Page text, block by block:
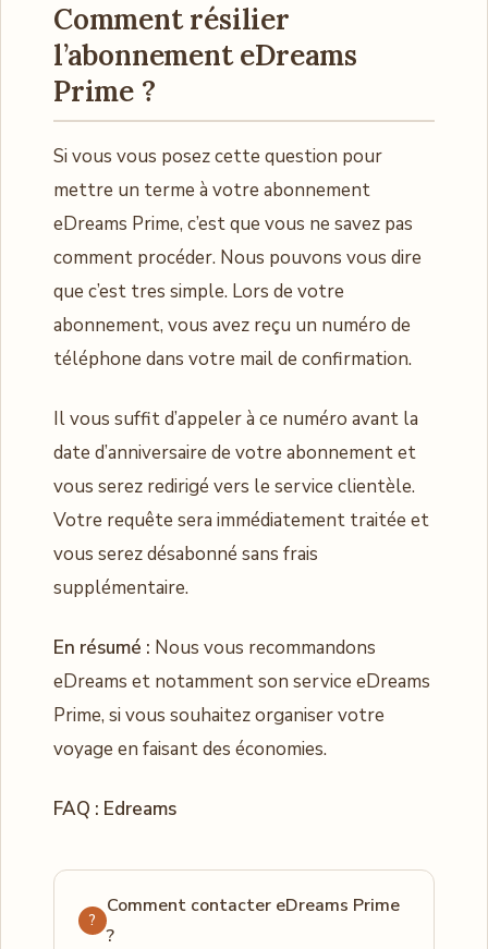
Comment résilier
l’abonnement eDreams
Prime ?
Si vous vous posez cette question pour
mettre un terme à votre abonnement
eDreams Prime, c’est que vous ne savez pas
comment procéder. Nous pouvons vous dire
que c’est tres simple. Lors de votre
abonnement, vous avez reçu un numéro de
téléphone dans votre mail de confirmation.
Il vous suffit d’appeler à ce numéro avant la
date d’anniversaire de votre abonnement et
vous serez redirigé vers le service clientèle.
Votre requête sera immédiatement traitée et
vous serez désabonné sans frais
supplémentaire.
En résumé : Nous vous recommandons
eDreams et notamment son service eDreams
Prime, si vous souhaitez organiser votre
voyage en faisant des économies.
FAQ : Edreams
Comment contacter eDreams Prime
?